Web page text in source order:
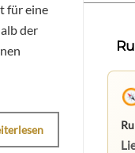
für eine
der